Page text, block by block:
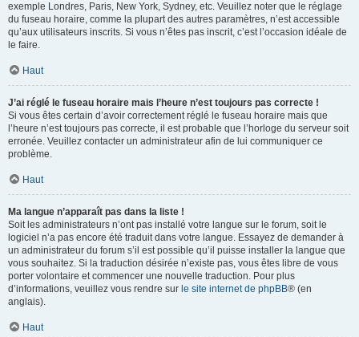
exemple Londres, Paris, New York, Sydney, etc. Veuillez noter que le réglage
du fuseau horaire, comme la plupart des autres paramètres, n’est accessible
qu’aux utilisateurs inscrits. Si vous n’êtes pas inscrit, c’est l’occasion idéale de
le faire.
Haut
J’ai réglé le fuseau horaire mais l’heure n’est toujours pas correcte !
Si vous êtes certain d’avoir correctement réglé le fuseau horaire mais que
l’heure n’est toujours pas correcte, il est probable que l’horloge du serveur soit
erronée. Veuillez contacter un administrateur afin de lui communiquer ce
problème.
Haut
Ma langue n’apparaît pas dans la liste !
Soit les administrateurs n’ont pas installé votre langue sur le forum, soit le
logiciel n’a pas encore été traduit dans votre langue. Essayez de demander à
un administrateur du forum s’il est possible qu’il puisse installer la langue que
vous souhaitez. Si la traduction désirée n’existe pas, vous êtes libre de vous
porter volontaire et commencer une nouvelle traduction. Pour plus
d’informations, veuillez vous rendre sur le site internet de phpBB® (en
anglais).
Haut